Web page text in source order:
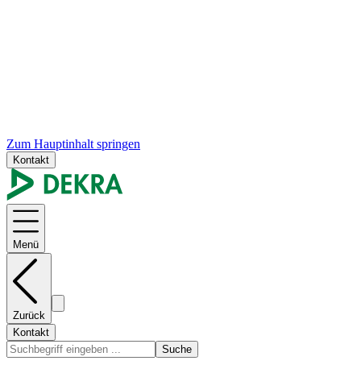
Zum Hauptinhalt springen
Kontakt
Menü
Zurück
Kontakt
Suche